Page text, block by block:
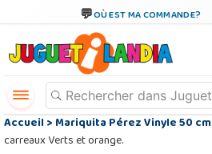
OÙ EST MA COMMANDE?
Accueil>Mariquita Pérez Vinyle 50 cm
carreaux Verts et orange.